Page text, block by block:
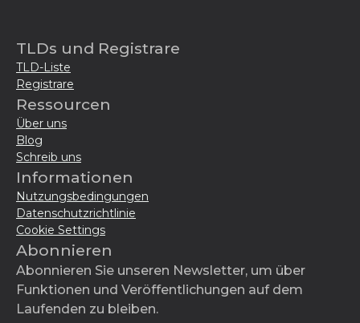
TLDs und Registrare
TLD-Liste
Registrare
Ressourcen
Über uns
Blog
Schreib uns
Informationen
Nutzungsbedingungen
Datenschutzrichtlinie
Cookie Settings
Abonnieren
Abonnieren Sie unseren Newsletter, um über
Funktionen und Veröffentlichungen auf dem
Laufenden zu bleiben.